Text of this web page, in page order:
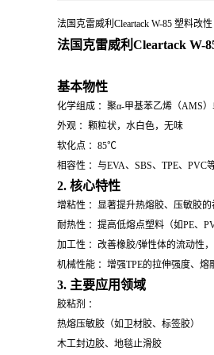
法国克雷威利Cleartack W-85 塑料改
法国克雷威利Cleartack W-
基本物性
化学组成 ：聚α-甲基苯乙烯（AMS
外观 ：颗粒状，水白色，无味
软化点 ：85℃
相容性 ：与EVA、SBS、TPE、PVC
2. 核心特性
增粘性 ：显著提升热熔胶、压敏胶
耐热性 ：提高低熔点塑料（如PE、
加工性 ：改善橡胶/弹性体的流动性
机械性能 ：增强TPE的拉伸强度、熔
3. 主要应用领域
胶粘剂 ：
热熔压敏胶（如卫材胶、标签胶）
木工封边胶、地毯止滑胶